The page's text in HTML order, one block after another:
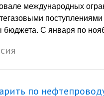
международных
поступлениями
бюджета. С января по
по